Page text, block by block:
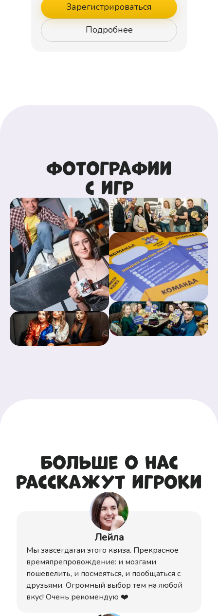
Зарегистрироваться
Подробнее
Фотографии
с игр
Больше о нас
расскажут игроки
Лейла
Мы завсегдатаи этого квиза. Прекрасное
времяпрепровождение: и мозгами
пошевелить, и посмеяться, и пообщаться с
друзьями. Огромный выбор тем на любой
вкус! Очень рекомендую ❤️